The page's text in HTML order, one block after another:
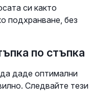
си както
подхранване, без
по стъпка
даде оптимални
Следвайте тези